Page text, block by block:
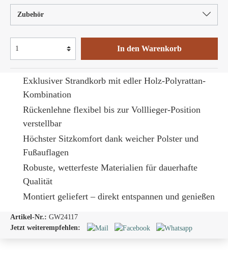
Exklusiver Strandkorb mit edler Holz-Polyrattan-
Kombination
Rückenlehne flexibel bis zur Volllieger-Position
verstellbar
Höchster Sitzkomfort dank weicher Polster und
Fußauflagen
Robuste, wetterfeste Materialien für dauerhafte
Qualität
Montiert geliefert – direkt entspannen und genießen
Zubehör
In den Warenkorb
Artikel-Nr.: GW24117
Jetzt weiterempfehlen: